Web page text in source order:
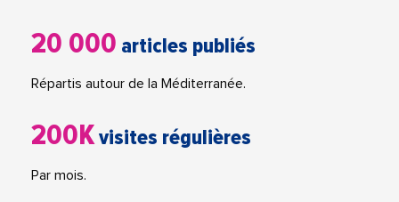
20 000 articles publiés
Répartis autour de la Méditerranée.
200Kvisites régulières
Par mois.